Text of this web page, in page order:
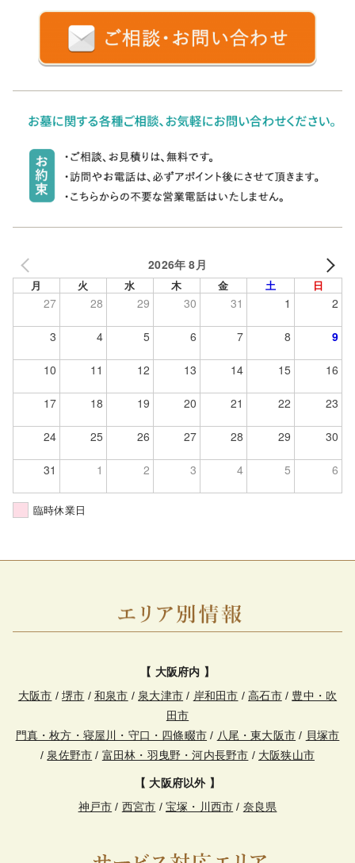
2026年 8月
月 火 水 木 金 土 日
27 28 29 30 31 1 2
3 4 5 6 7 8 9
10 11 12 13 14 15 16
17 18 19 20 21 22 23
24 25 26 27 28 29 30
31 1 2 3 4 5 6
臨時休業日
【 大阪府内 】
大阪市 /堺市 /和泉市 / 泉大津市 / 岸和田市 /高石市/ 豊中・吹
田市
門真・枚方・寝屋川・守口・四條畷市 / 八尾・東大阪市 / 貝塚市
/ 泉佐野市 / 富田林・羽曳野・河内長野市 / 大阪狭山市
【 大阪府以外 】
神戸市 / 西宮市 / 宝塚・川西市 / 奈良県